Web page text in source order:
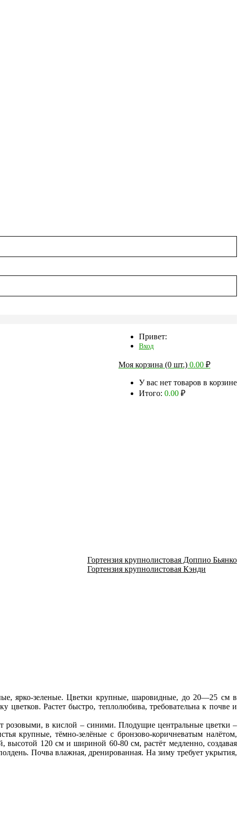
Привет:
Вход
Моя корзина (0 шт.) 0.00 ₽
У вас нет товаров в корзине
Итого: 0.00 ₽
Гортензия крупнолистовая Доппио Бьянко
Гортензия крупнолистовая Кэнди
ярко-зеленые. Цветки крупные, шаровидные, до 20—25 см в
цветков. Растет быстро, теплолюбива, требовательна к почве и
розовыми, в кислой – синими. Плодущие центральные цветки –
крупные, тёмно-зелёные с бронзово-коричневатым налётом,
120 см и шириной 60-80 см, растёт медленно, создавая
Почва влажная, дренированная. На зиму требует укрытия,